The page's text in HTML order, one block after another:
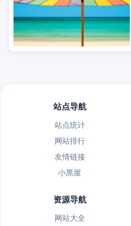
站点导航
站点统计
网站排行
友情链接
小黑屋
资源导航
网站大全